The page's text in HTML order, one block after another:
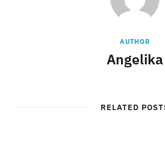
AUTHOR
Angelika
RELATED